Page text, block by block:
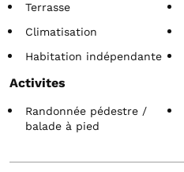
Terrasse
Climatisation
Habitation indépendante
Activites
Randonnée pédestre /
balade à pied